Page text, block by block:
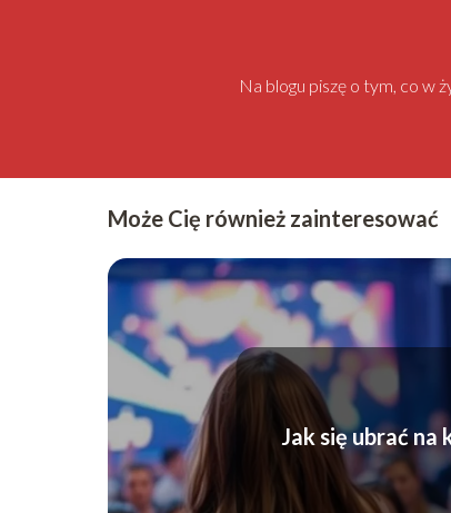
Na blogu piszę o tym, co w
Może Cię również zainteresować
Jak się ubrać na